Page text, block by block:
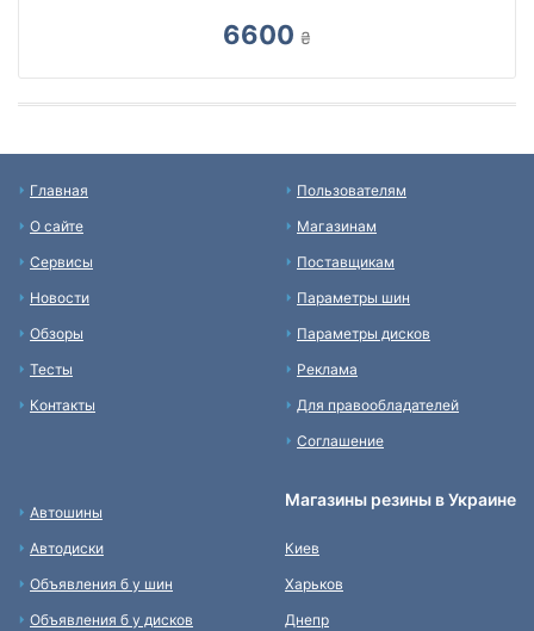
6600 ₴
Главная
О сайте
Сервисы
Новости
Обзоры
Тесты
Контакты
Пользователям
Магазинам
Поставщикам
Параметры шин
Параметры дисков
Реклама
Для правообладателей
Соглашение
Автошины
Автодиски
Объявления б у шин
Объявления б у дисков
Магазины резины в Украине
Киев
Харьков
Днепр